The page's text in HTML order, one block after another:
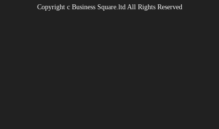
Copyright c Business Square.ltd All Rights Reserved